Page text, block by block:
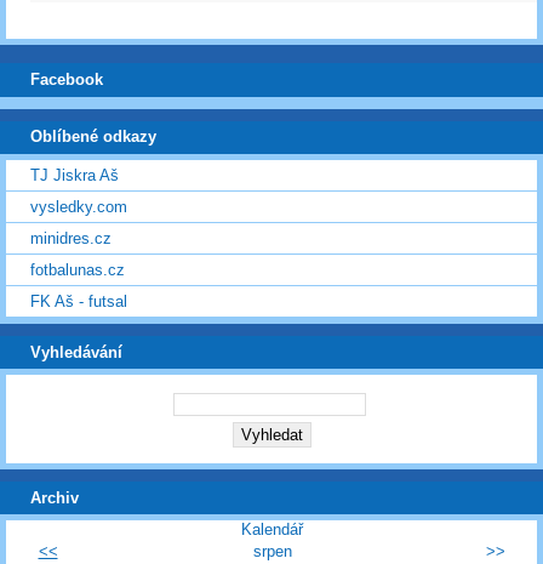
Facebook
Oblíbené odkazy
TJ Jiskra Aš
vysledky.com
minidres.cz
fotbalunas.cz
FK Aš - futsal
Vyhledávání
Archiv
Kalendář
<<
srpen
>>